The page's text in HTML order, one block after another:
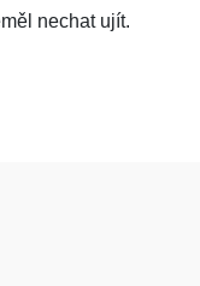
nechat ujít.